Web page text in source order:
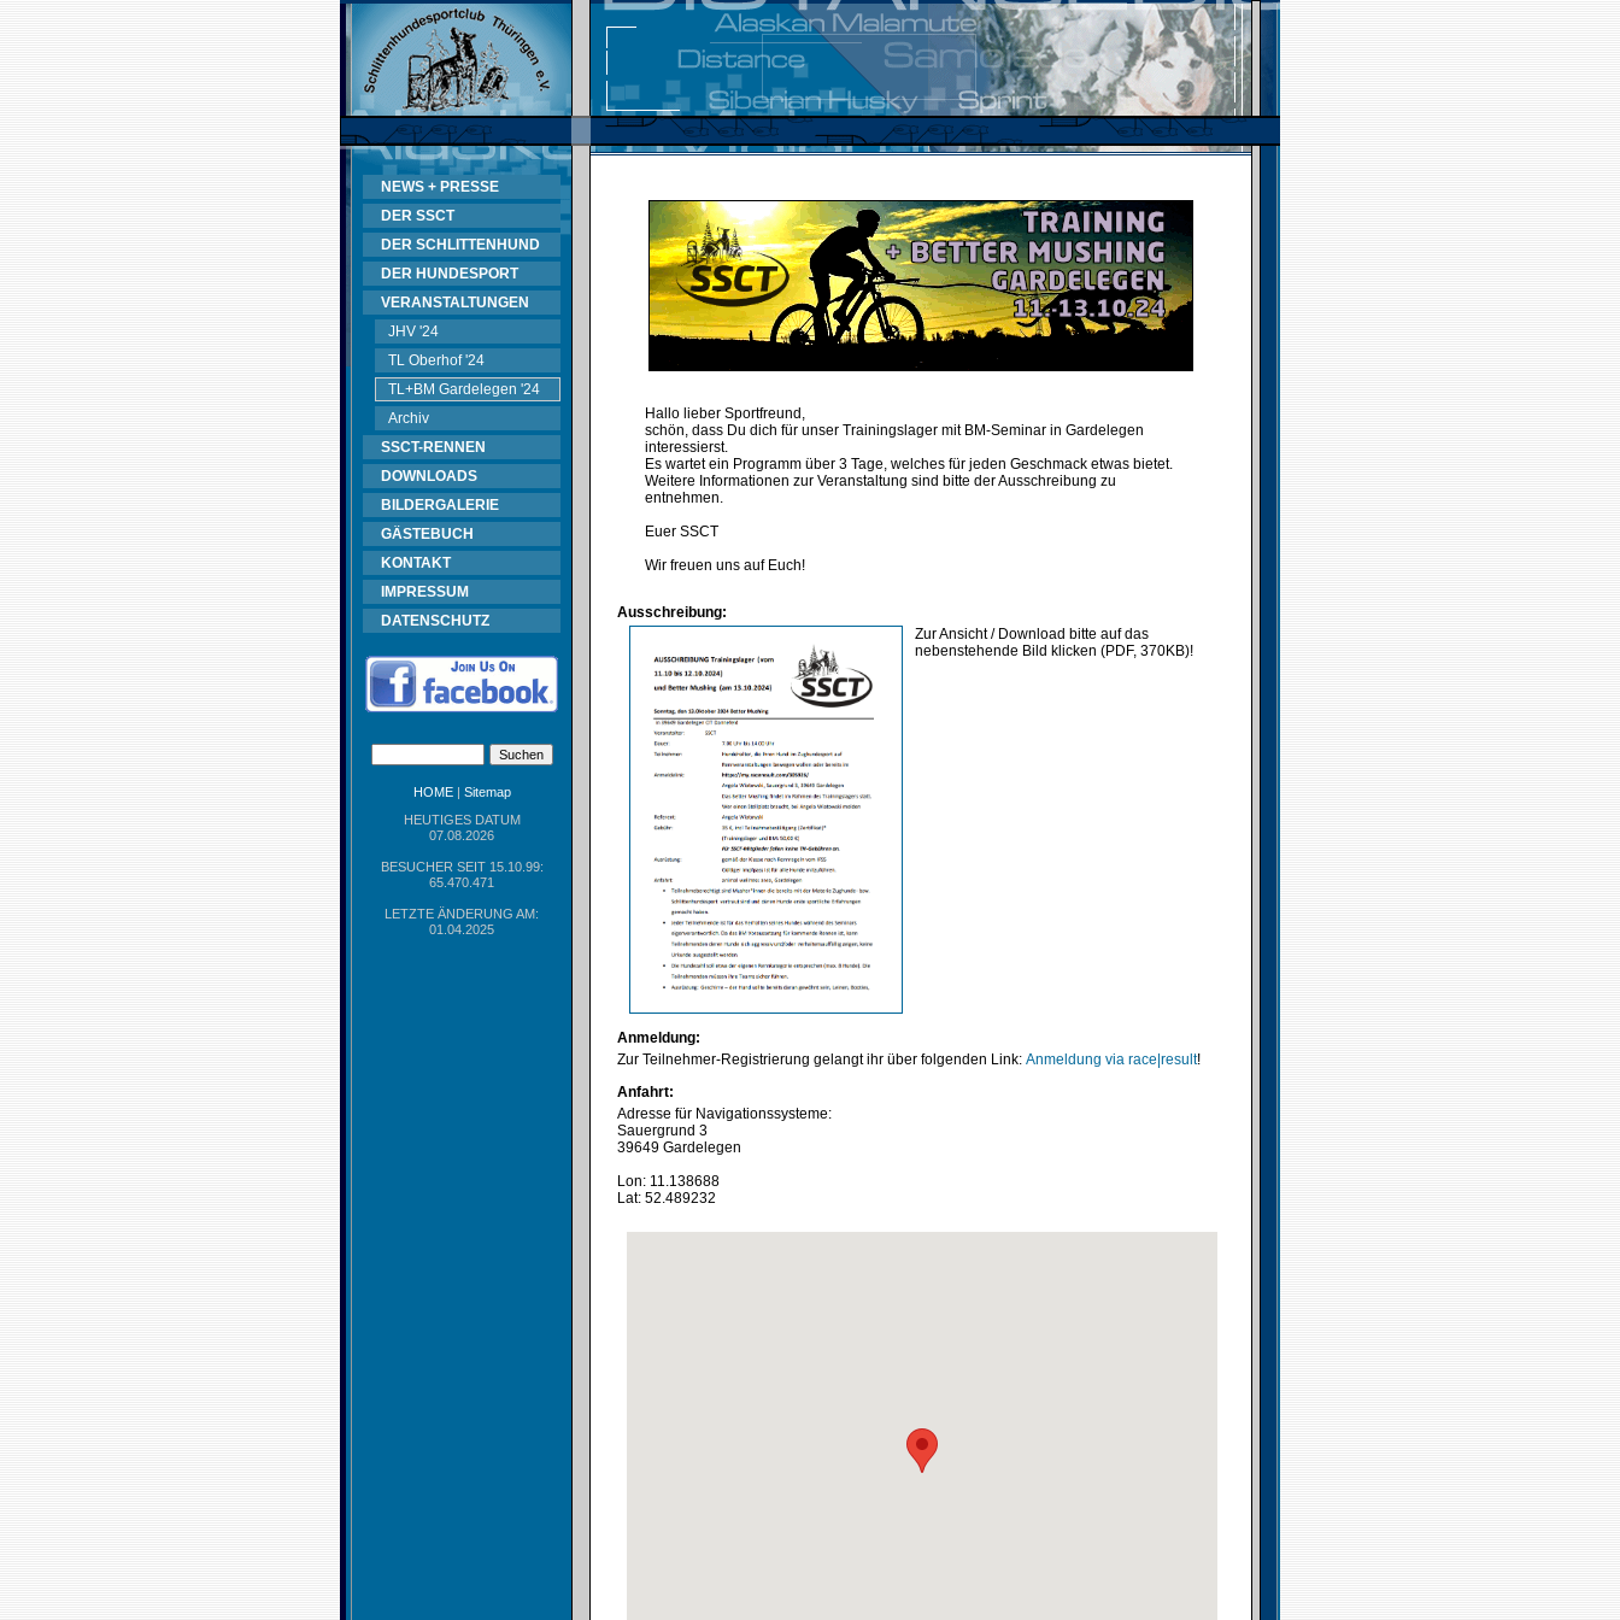
NEWS + PRESSE
DER SSCT
DER SCHLITTENHUND
DER HUNDESPORT
VERANSTALTUNGEN
JHV '24
TL Oberhof '24
TL+BM Gardelegen '24
Archiv
SSCT-RENNEN
DOWNLOADS
BILDERGALERIE
GÄSTEBUCH
KONTAKT
IMPRESSUM
DATENSCHUTZ
HOME| Sitemap
HEUTIGES DATUM
07.08.2026
BESUCHER SEIT 15.10.99:
65.470.471
LETZTE ÄNDERUNG AM:
01.04.2025
Hallo lieber Sportfreund,
schön, dass Du dich für unser Trainingslager mit BM-Seminar in Gardelegen
interessierst.
Es wartet ein Programm über 3 Tage, welches für jeden Geschmack etwas bietet.
Weitere Informationen zur Veranstaltung sind bitte der Ausschreibung zu
entnehmen.
Euer SSCT
Wir freuen uns auf Euch!
Ausschreibung:
Zur Ansicht / Download bitte auf das
nebenstehende Bild klicken (PDF, 370KB)!
Anmeldung:
Zur Teilnehmer-Registrierung gelangt ihr über folgenden Link: Anmeldung via race|result!
Anfahrt:
Adresse für Navigationssysteme:
Sauergrund 3
39649 Gardelegen
Lon: 11.138688
Lat: 52.489232